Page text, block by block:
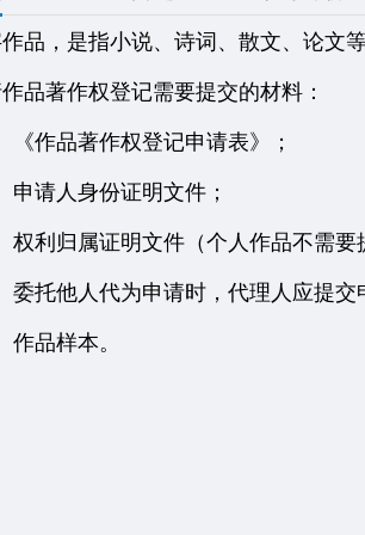
，是指小说、诗词、散文、论文
著作权登记需要提交的材料：
作品著作权登记申请表》；
请人身份证明文件；
利归属证明文件（个人作品不需要
托他人代为申请时，代理人应提交
品样本。